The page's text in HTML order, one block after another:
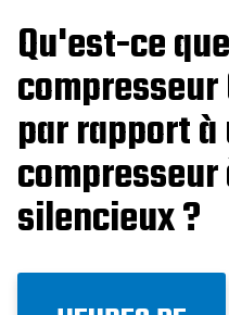
Qu'est-ce
compresseur
par rapport à
silencieux ?